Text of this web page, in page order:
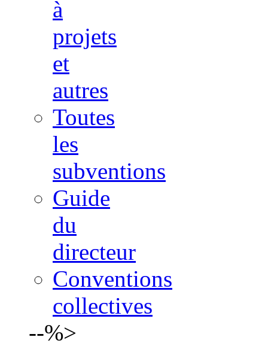
à
projets
et
autres
Toutes
les
subventions
Guide
du
directeur
Conventions
collectives
--%>